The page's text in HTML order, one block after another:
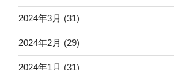
2024年3月 (31)
2024年2月 (29)
2024年1月 (31)